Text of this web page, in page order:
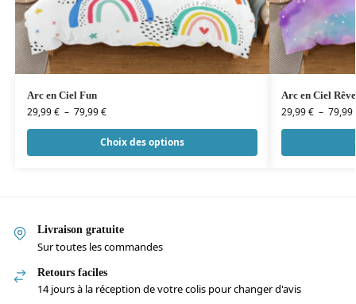
Arc en Ciel Fun
29,99€ – 79,99€
Choix des options
Arc en Ciel Rêve
29,99€ – 79,99
Livraison gratuite
Sur toutes les commandes
Retours faciles
14 jours à la réception de votre colis pour changer d'avis